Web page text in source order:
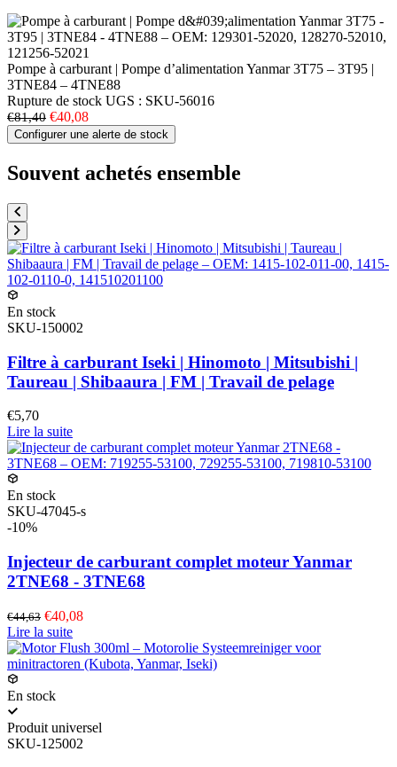
Pompe à carburant | Pompe d’alimentation Yanmar 3T75 – 3T95 |
3TNE84 – 4TNE88
Rupture de stock UGS : SKU-56016
€81,40 €40,08
Configurer une alerte de stock
Souvent achetés ensemble
En stock
SKU-150002
Filtre à carburant Iseki | Hinomoto | Mitsubishi |
Taureau | Shibaaura | FM | Travail de pelage
€5,70
Lire la suite
En stock
SKU-47045-s
-10%
Injecteur de carburant complet moteur Yanmar
2TNE68 - 3TNE68
€44,63 €40,08
Lire la suite
En stock
Produit universel
SKU-125002